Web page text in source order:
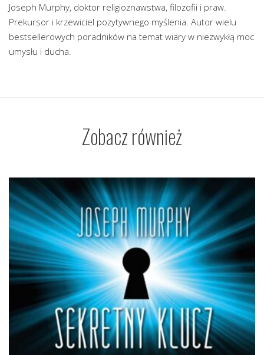
Joseph Murphy, doktor religioznawstwa, filozofii i praw.
Prekursor i krzewiciel pozytywnego myślenia. Autor wielu
bestsellerowych poradników na temat wiary w niezwykłą moc
umysłu i ducha.
Zobacz również